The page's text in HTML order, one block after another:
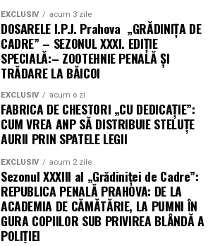
EXCLUSIV acum 3 zile
DOSARELE I.P.J. Prahova „GRĂDINIȚA DE
CADRE” – SEZONUL XXXI. EDIȚIE
SPECIALĂ:– ZOOTEHNIE PENALĂ ȘI
TRĂDARE LA BĂICOI
EXCLUSIV acum o zi
FABRICA DE CHESTORI „CU DEDICAȚIE”:
CUM VREA ANP SĂ DISTRIBUIE STELUȚE
AURII PRIN SPATELE LEGII
EXCLUSIV acum 2 zile
Sezonul XXXIII al „Grădiniței de Cadre”:
REPUBLICA PENALĂ PRAHOVA: DE LA
ACADEMIA DE CĂMĂTĂRIE, LA PUMNI ÎN
GURA COPIILOR SUB PRIVIREA BLÂNDĂ A
POLIȚIEI